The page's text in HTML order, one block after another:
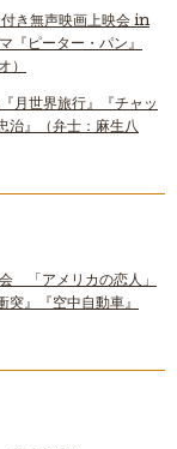
付き無声映画上映会 in
『ピーター・パン』
）
月世界旅行』『チャッ
治』（弁士：麻生八
「アメリカの恋人」
突』『空中自動車』